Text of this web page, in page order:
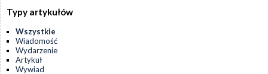
Typy artykułów
Wszystkie
Wiadomość
Wydarzenie
Artykuł
Wywiad